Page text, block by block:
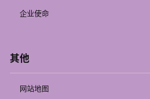
企业使命
其他
网站地图